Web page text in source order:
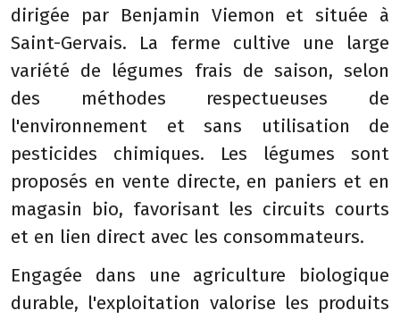
dirigée par Benjamin Viemon et située à
Saint-Gervais. La ferme cultive une large
variété de légumes frais de saison, selon
des méthodes respectueuses de
l'environnement et sans utilisation de
pesticides chimiques. Les légumes sont
proposés en vente directe, en paniers et en
magasin bio, favorisant les circuits courts
et en lien direct avec les consommateurs.
Engagée dans une agriculture biologique
durable, l'exploitation valorise les produits